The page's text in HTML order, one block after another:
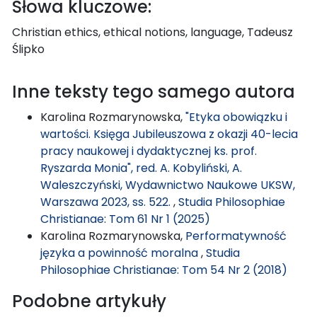
Słowa kluczowe:
Christian ethics, ethical notions, language, Tadeusz
Ślipko
Inne teksty tego samego autora
Karolina Rozmarynowska,"Etyka obowiązku i
wartości. Księga Jubileuszowa z okazji 40-lecia
pracy naukowej i dydaktycznej ks. prof.
Ryszarda Monia", red. A. Kobyliński, A.
Waleszczyński, Wydawnictwo Naukowe UKSW,
Warszawa 2023, ss. 522. ,Studia Philosophiae
Christianae: Tom 61 Nr 1 (2025)
Karolina Rozmarynowska, Performatywność
języka a powinność moralna,Studia
Philosophiae Christianae: Tom 54 Nr 2 (2018)
Podobne artykuły